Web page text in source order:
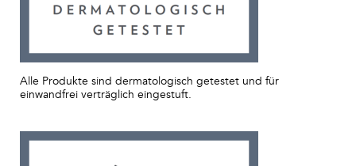
Alle Produkte sind dermatologisch getestet und für
einwandfrei verträglich eingestuft.